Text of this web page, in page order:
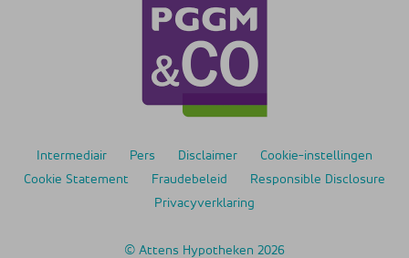
Intermediair Pers Disclaimer
Cookie-instellingen
Cookie Statement
Fraudebeleid
Responsible Disclosure
Privacyverklaring
© Attens Hypotheken 2026